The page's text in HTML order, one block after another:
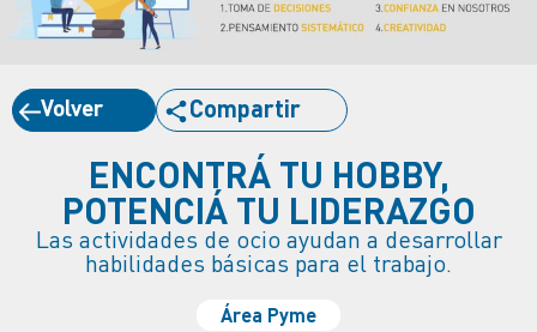
Volver Compartir
ENCONTRÁ TU HOBBY,
POTENCIÁ TU LIDERAZGO
Las actividades de ocio ayudan a desarrollar
habilidades básicas para el trabajo.
Área Pyme